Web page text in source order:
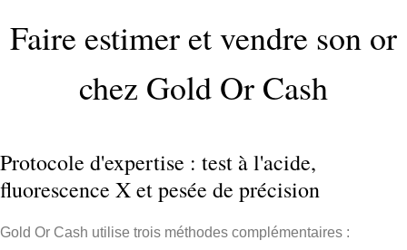
Faire estimer et vendre son or
chez Gold Or Cash
Protocole d'expertise : test à l'acide,
fluorescence X et pesée de précision
Gold Or Cash utilise trois méthodes complémentaires :